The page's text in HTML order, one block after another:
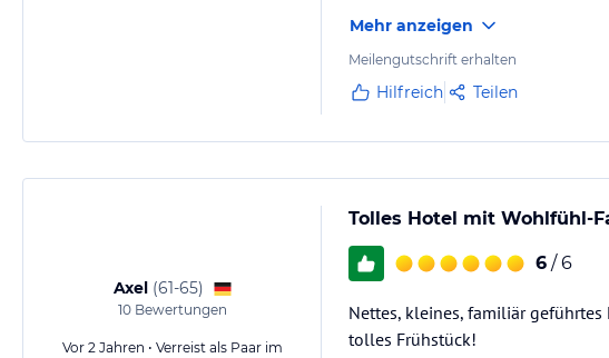
Mehr anzeigen
Meilengutschrift erhalten
Hilfreich Teilen
Axel (61-65)
10 Bewertungen
Vor 2 Jahren • Verreist als Paar im
Tolles Hotel mit Wohlfühl-
6 / 6
Nettes, kleines, familiär
tolles Frühstück!